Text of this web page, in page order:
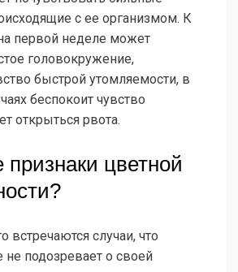
с ее организмом. К
первой неделе может
головокружение,
быстрой утомляемости, в
беспокоит чувство
открыться рвота.
признаки цветной
встречаются случаи, что
подозревает о своей